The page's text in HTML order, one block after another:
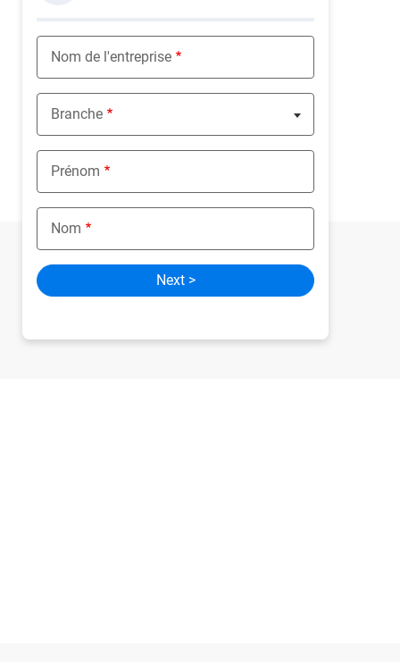
Nom de l'entreprise
Branche
Nothing selected
Prénom
Nom